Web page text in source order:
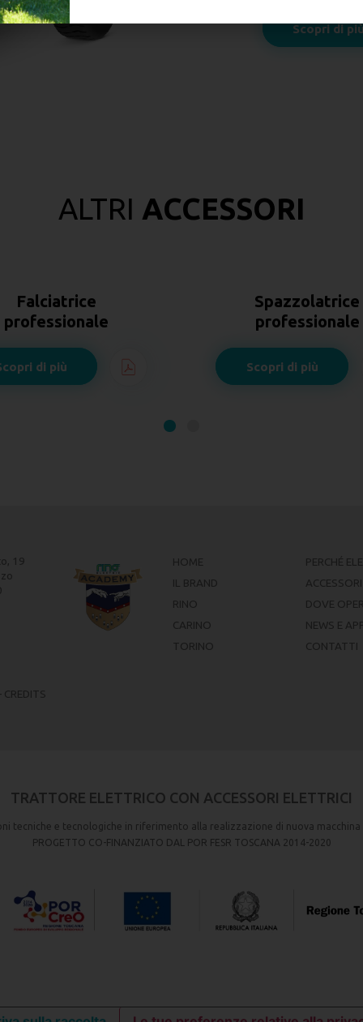
Scopri di più
ALTRI ACCESSORI
Spazzolatrice
professionale
di più
Gruppo
Sanificazione
Scopri di più
19
CREDITS
HOME
IL BRAND
RINO
CARINO
TORINO
PERCHÉ
DOVE
NEWS E
CONTATTI
TRATTORE ELETTRICO CON ACCESSORI ELETTRICI
tecniche e tecnologiche in riferimento alla realizzazione di nuova
PROGETTO CO-FINANZIATO DAL POR FESR TOSCANA 2014-2020